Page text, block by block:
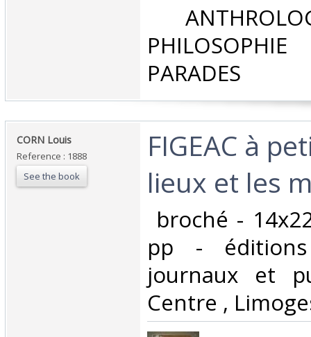
PHILOSOPHIE
PARADES‎
‎CORN Louis‎
Reference : 1888
See the book
‎FIGEAC à
lieux et les
broché -
pp -
journaux et
Centre ,